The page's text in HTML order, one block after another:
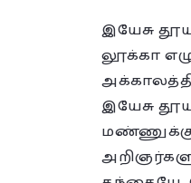
இயேசு
லூக்கா
இயேசு